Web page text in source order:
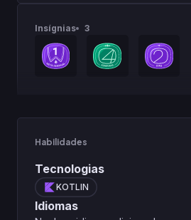
Insígnias 3
Habilidades
Tecnologias
KOTLIN
Idiomas